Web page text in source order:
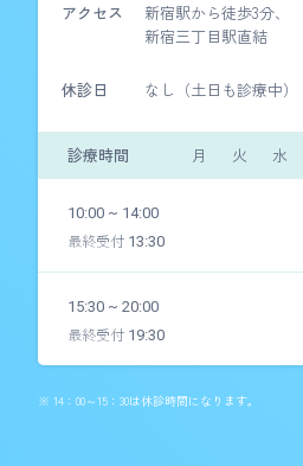
アクセス
新宿駅から徒歩3分、
新宿三丁目駅直結
休診日 なし（土日も診療中）
診療時間 月 火 水
10:00 ~ 14:00
最終受付 13:30
15:30 ~ 20:00
最終受付 19:30
※ 14：00～15：30は休診時間になります。